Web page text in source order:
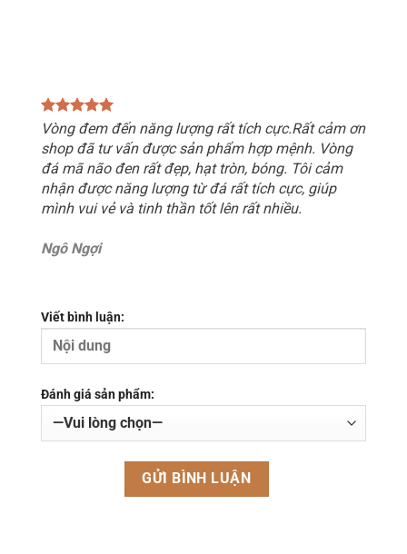
Vòng đem đến năng lượng rất tích cực.Rất cảm ơn
shop đã tư vấn được sản phẩm hợp mệnh. Vòng
đá mã não đen rất đẹp, hạt tròn, bóng. Tôi cảm
nhận được năng lượng từ đá rất tích cực, giúp
mình vui vẻ và tinh thần tốt lên rất nhiều.
Ngô Ngợi
Viết bình luận:
Đánh giá sản phẩm: